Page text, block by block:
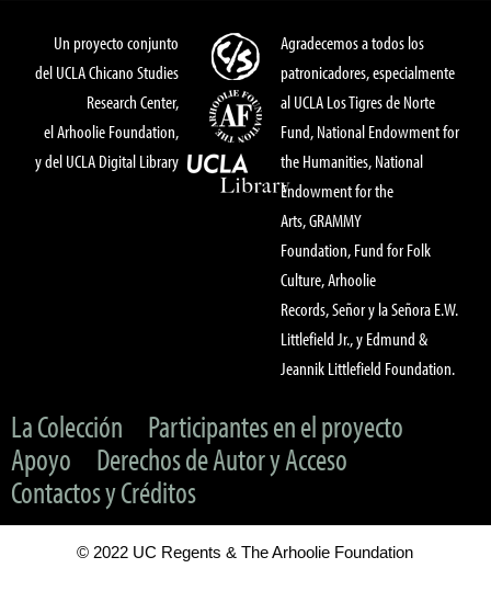
Un proyecto conjunto
del UCLA Chicano Studies
Research Center,
el Arhoolie Foundation,
y del UCLA Digital Library
Agradecemos a todos los
patronicadores, especialmente
al UCLA Los Tigres de Norte
Fund, National Endowment for
the Humanities, National
Endowment for the
Arts, GRAMMY
Foundation, Fund for Folk
Culture, Arhoolie
Records, Señor y la Señora E.W.
Littlefield Jr., y Edmund &
Jeannik Littlefield Foundation.
La Colección
Participantes en el proyecto
Apoyo
Derechos de Autor y Acceso
Contactos y Créditos
© 2022 UC Regents & The Arhoolie Foundation